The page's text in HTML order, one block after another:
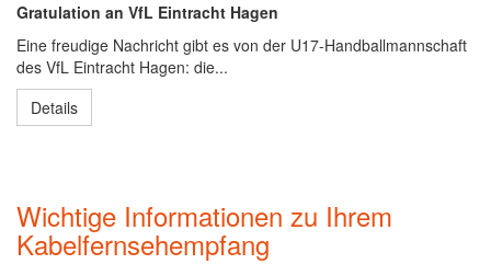
Gratulation an VfL Eintracht Hagen
Eine freudige Nachricht gibt es von der U17-Handballmannschaft
des VfL Eintracht Hagen: die...
Details
Wichtige Informationen zu Ihrem
Kabelfernsehempfang